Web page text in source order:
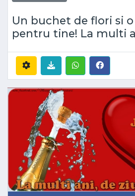
Un buchet de flori si
pentru tine! La multi